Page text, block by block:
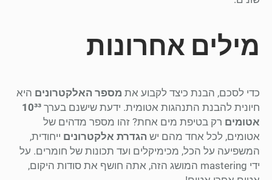
מילים אחרונות
כדי לסכם, הבנת כיצד לקבוע את מספר האלקטרונים היא
חיונית להבנת התנהגות אטומית. ידעת שישנם בערך 10³³
אטומים רק בטיפת מים אחת? זהו מספר מדהים של
אטומים, לכל אחד מהם יש הגדרת אלקטרונים ייחודית,
המשפיעה על הכל, מכימיקלים ועד תכונות של חומרים. על
ידי mastering המושג הזה, אתה חושף את סודות היקום,